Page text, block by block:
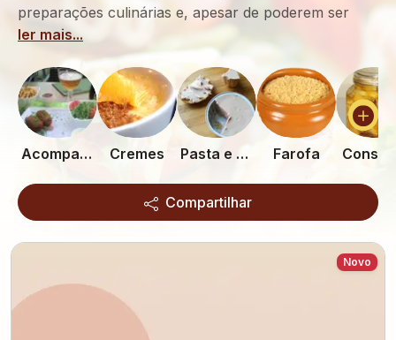
preparações culinárias e, apesar de poderem ser
ler mais...
Acompanhamentos Cremes Pasta e Patê Farofa
Compartilhar
Novo